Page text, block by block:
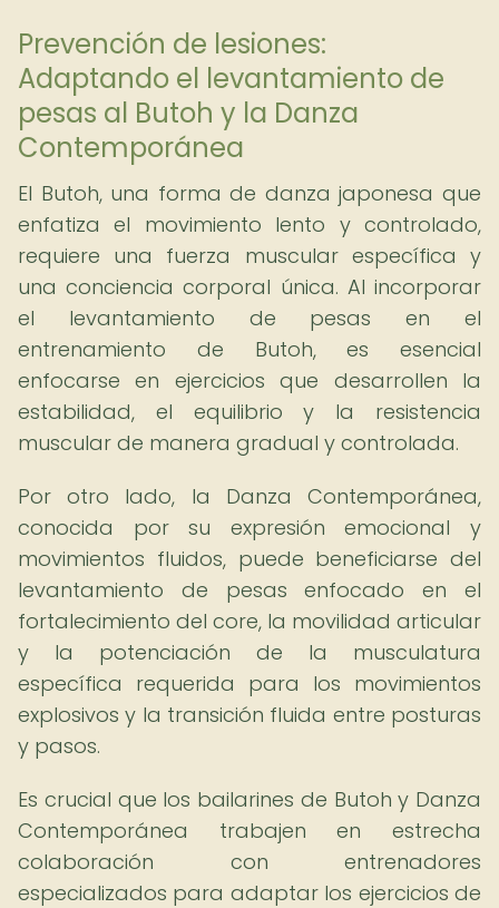
Prevención de lesiones:
Adaptando el levantamiento de
pesas al Butoh y la Danza
Contemporánea
El Butoh, una forma de danza japonesa que
enfatiza el movimiento lento y controlado,
requiere una fuerza muscular específica y
una conciencia corporal única. Al incorporar
el levantamiento de pesas en el
entrenamiento de Butoh, es esencial
enfocarse en ejercicios que desarrollen la
estabilidad, el equilibrio y la resistencia
muscular de manera gradual y controlada.
Por otro lado, la Danza Contemporánea,
conocida por su expresión emocional y
movimientos fluidos, puede beneficiarse del
levantamiento de pesas enfocado en el
fortalecimiento del core, la movilidad articular
y la potenciación de la musculatura
específica requerida para los movimientos
explosivos y la transición fluida entre posturas
y pasos.
Es crucial que los bailarines de Butoh y Danza
Contemporánea trabajen en estrecha
colaboración con entrenadores
especializados para adaptar los ejercicios de